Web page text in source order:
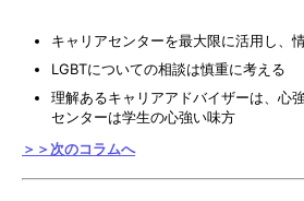
キャリアセンターを最大限に活用し、
LGBTについての相談は慎重に考える
理解あるキャリアアドバイザーは、心
センターは学生の心強い味方
＞＞次のコラムへ